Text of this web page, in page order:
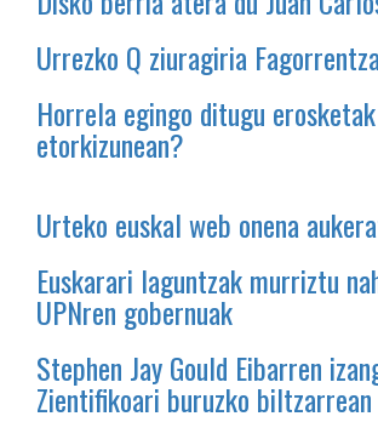
Urrezko Q ziuragiria
Horrela egingo ditugu erosketak
etorkizunean?
Urteko euskal web onena
Euskarari laguntzak murriztu
UPNren gobernuak
Stephen Jay Gould Eibarren
Zientifikoari buruzko biltzarrean